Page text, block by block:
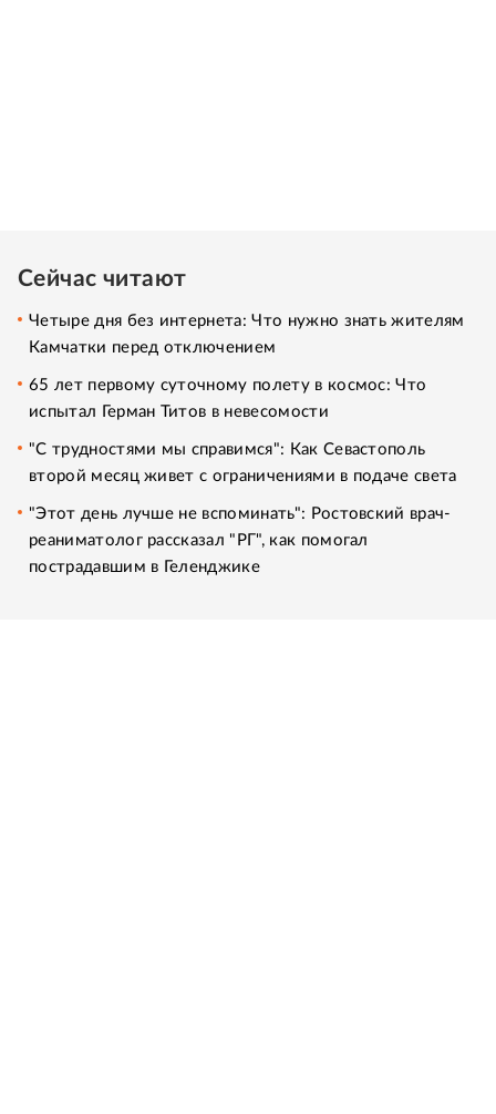
Сейчас читают
Четыре дня без интернета: Что нужно знать жителям
Камчатки перед отключением
65 лет первому суточному полету в космос: Что
испытал Герман Титов в невесомости
"С трудностями мы справимся": Как Севастополь
второй месяц живет с ограничениями в подаче света
"Этот день лучше не вспоминать": Ростовский врач-
реаниматолог рассказал "РГ", как помогал
пострадавшим в Геленджике